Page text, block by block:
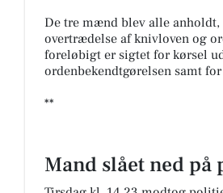
De tre mænd blev alle
overtrædelse af knivloven og
foreløbigt er sigtet for kørsel
ordenbekendtgørelsen samt
**
Mand slået ned på